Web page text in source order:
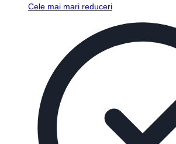
Cele mai mari reduceri